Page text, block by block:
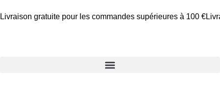
Livraison gratuite pour les commandes supérieures à 100 €